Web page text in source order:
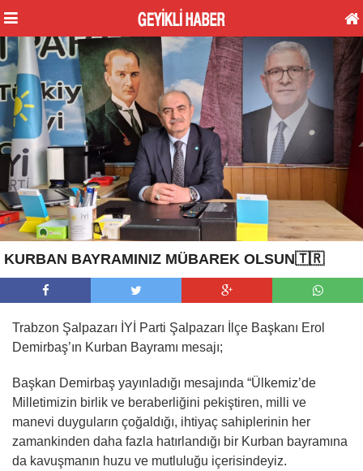
KURBAN BAYRAMINIZ MÜBAREK OLSUN🇹🇷
Trabzon Şalpazarı İYİ Parti Şalpazarı İlçe Başkanı Erol
Demirbaş’ın Kurban Bayramı mesajı;
Başkan Demirbaş yayınladığı mesajında “Ülkemiz’de
Milletimizin birlik ve beraberliğini pekiştiren, milli ve
manevi duyguların çoğaldığı, ihtiyaç sahiplerinin her
zamankinden daha fazla hatırlandığı bir Kurban bayramına
da kavuşmanın huzu ve mutluluğu içerisindeyiz.